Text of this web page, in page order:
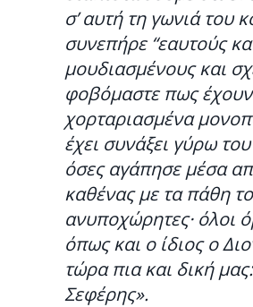
σ’ αυτή τη γωνιά του
συνεπήρε “εαυτούς
μουδιασμένους και
φοβόμαστε πως έχουν
χορταριασμένα
έχει συνάξει γύρω
όσες αγάπησε μέσα
καθένας με τα πάθη
ανυποχώρητες· όλοι
όπως και ο ίδιος ο
τώρα πια και δική
Σεφέρης».